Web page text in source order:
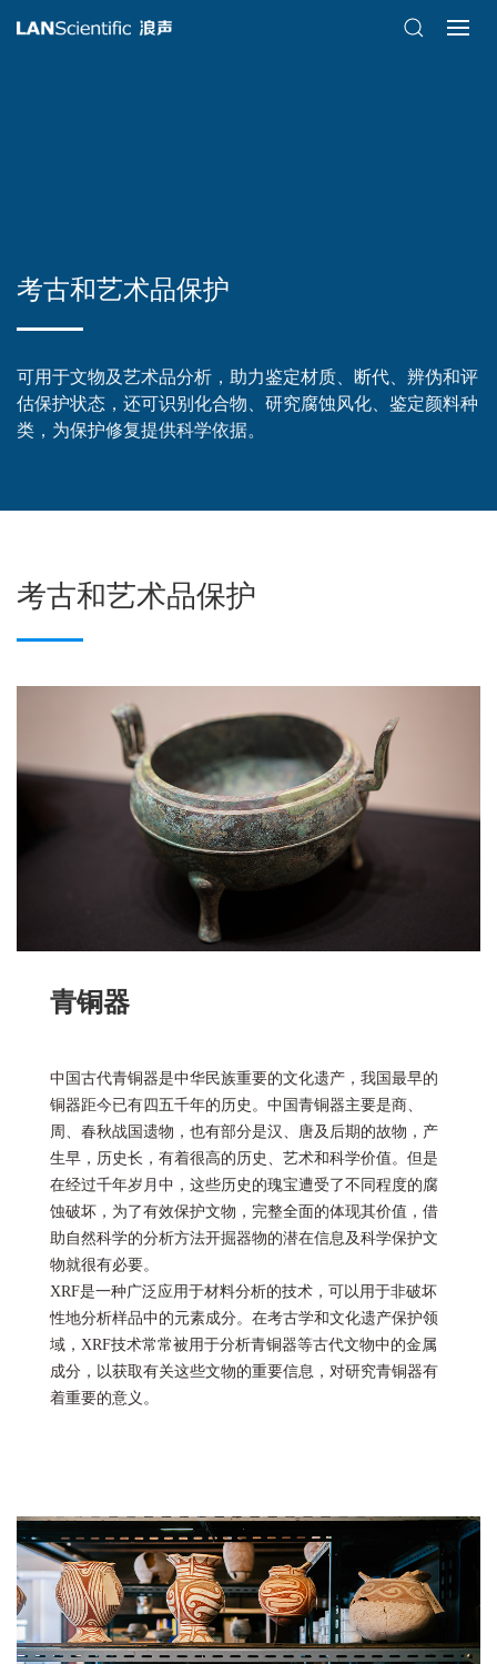
考古和艺术品保护
可用于文物及艺术品分析，助力鉴定材质、断代、辨伪和评
估保护状态，还可识别化合物、研究腐蚀风化、鉴定颜料种
类，为保护修复提供科学依据。
考古和艺术品保护
青铜器
中国古代青铜器是中华民族重要的文化遗产，我国最早的
铜器距今已有四五千年的历史。中国青铜器主要是商、
周、春秋战国遗物，也有部分是汉、唐及后期的故物，产
生早，历史长，有着很高的历史、艺术和科学价值。但是
在经过千年岁月中，这些历史的瑰宝遭受了不同程度的腐
蚀破坏，为了有效保护文物，完整全面的体现其价值，借
助自然科学的分析方法开掘器物的潜在信息及科学保护文
物就很有必要。
XRF是一种广泛应用于材料分析的技术，可以用于非破坏
性地分析样品中的元素成分。在考古学和文化遗产保护领
域，XRF技术常常被用于分析青铜器等古代文物中的金属
成分，以获取有关这些文物的重要信息，对研究青铜器有
着重要的意义。